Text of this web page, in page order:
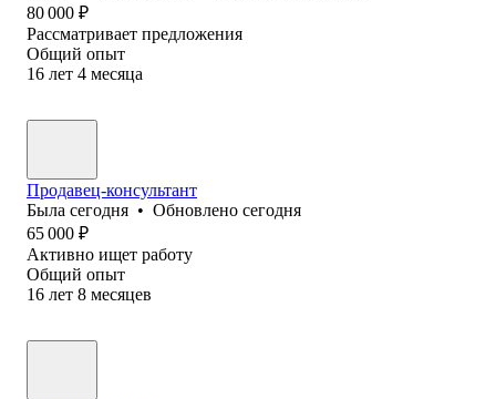
80 000 ₽
Рассматривает предложения
Общий опыт
16 лет 4 месяца
Продавец-консультант
Была сегодня • Обновлено сегодня
65 000 ₽
Активно ищет работу
Общий опыт
16 лет 8 месяцев